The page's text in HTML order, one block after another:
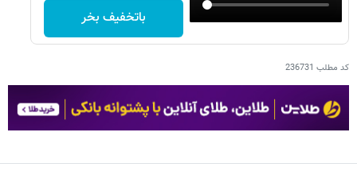
باتخفیف بخر
کد مطلب 236731